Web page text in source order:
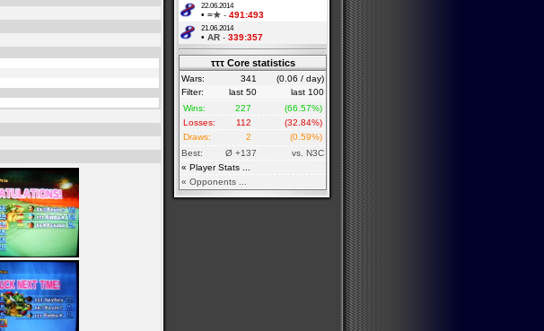
22.06.2014
• =★ - 491:493
21.06.2014
• AR - 339:357
τττ Core statistics
Wars: 341
(0.06 / day)
Filter:
last 50
last 100
Wins:
227
(66.57%)
Losses:
112
(32.84%)
Draws:
2
(0.59%)
Best:
Ø +137
vs. N3C
« Player Stats ...
« Opponents ...